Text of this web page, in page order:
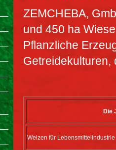
ZEMCHEBA,
und 450 ha
Pflanzliche
Getreidekulturen,
Die
Weizen für Lebensmittelindustrie